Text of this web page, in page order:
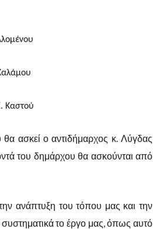
Καστού
ασκεί ο αντιδήμαρχος κ. Λύγδας
του δημάρχου θα ασκούνται από
ανάπτυξη του τόπου μας και την
το έργο μας, όπως αυτό